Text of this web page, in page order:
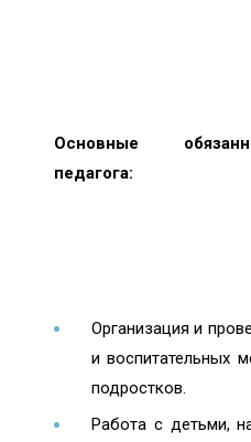
Основные
педагога:
Организация и
и воспитательных
подростков.
Работа с детьми,